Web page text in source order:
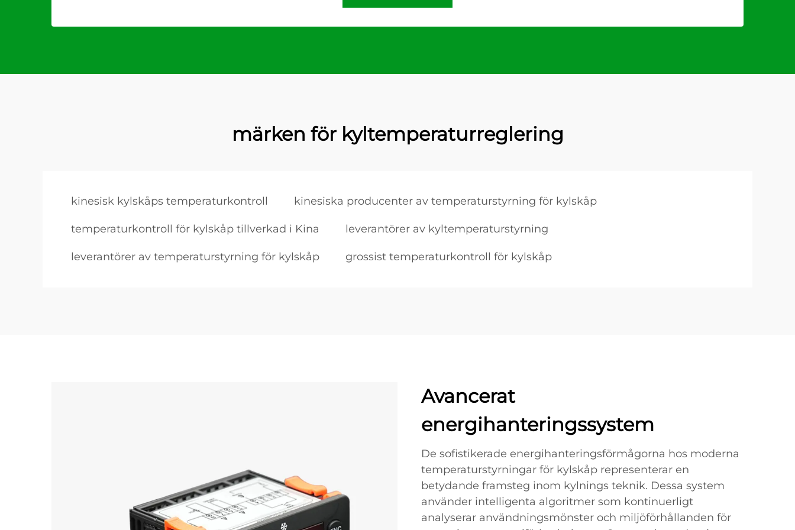
märken för kyltemperaturreglering
kinesisk kylskåps temperaturkontroll kinesiska producenter av temperaturstyrning för kylskåp
temperaturkontroll för kylskåp tillverkad i Kina leverantörer av kyltemperaturstyrning
leverantörer av temperaturstyrning för kylskåp grossist temperaturkontroll för kylskåp
Avancerat
energihanteringssystem
De sofistikerade energihanteringsförmågorna hos moderna
temperaturstyrningar för kylskåp representerar en
betydande framsteg inom kylnings teknik. Dessa system
använder intelligenta algoritmer som kontinuerligt
analyserar användningsmönster och miljöförhållanden för